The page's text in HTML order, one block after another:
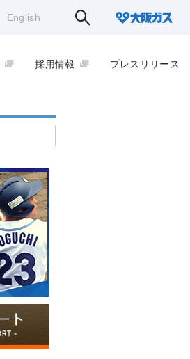
English
採用情報 プレスリリース